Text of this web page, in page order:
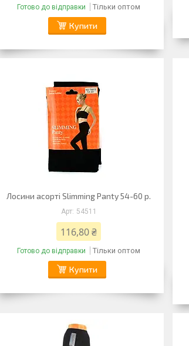
Готово до відправки Тільки оптом
Купити
Лосини асорті Slimming Panty 54-60 р.
54511
116,80 ₴
Готово до відправки Тільки оптом
Купити